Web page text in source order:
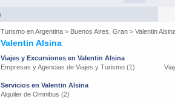
Turismo enArgentina > Buenos Aires, Gran > Valentin
Valentin Alsina
Viajes y Excursiones en Valentin Alsina
Empresas y Agencias de Viajes y Turismo (1)
Servicios en Valentin Alsina
Alquiler de Omnibus (2)